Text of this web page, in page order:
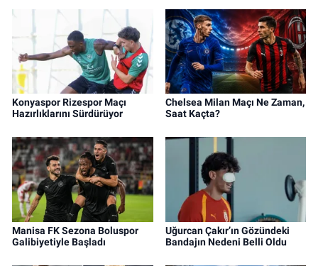
Konyaspor Rizespor Maçı
Hazırlıklarını Sürdürüyor
Chelsea Milan Maçı Ne Zaman,
Saat Kaçta?
Manisa FK Sezona Boluspor
Galibiyetiyle Başladı
Uğurcan Çakır’ın Gözündeki
Bandajın Nedeni Belli Oldu